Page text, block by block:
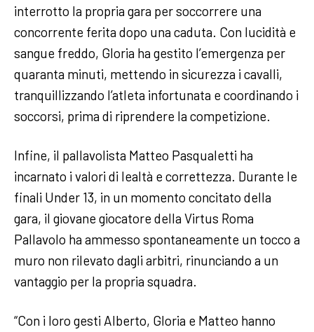
interrotto la propria gara per soccorrere una
concorrente ferita dopo una caduta. Con lucidità e
sangue freddo, Gloria ha gestito l’emergenza per
quaranta minuti, mettendo in sicurezza i cavalli,
tranquillizzando l’atleta infortunata e coordinando i
soccorsi, prima di riprendere la competizione.
Infine, il pallavolista Matteo Pasqualetti ha
incarnato i valori di lealtà e correttezza. Durante le
finali Under 13, in un momento concitato della
gara, il giovane giocatore della Virtus Roma
Pallavolo ha ammesso spontaneamente un tocco a
muro non rilevato dagli arbitri, rinunciando a un
vantaggio per la propria squadra.
“Con i loro gesti Alberto, Gloria e Matteo hanno